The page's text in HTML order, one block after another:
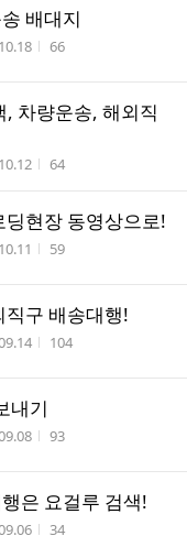
배대지
시간 조회수
66
차량운송, 해외직
시간 조회수
64
현장 동영상으로!
시간 조회수
59
구 배송대행!
시간 조회수
104
내기
시간 조회수
93
은 요걸루 검색!
시간 조회수
34